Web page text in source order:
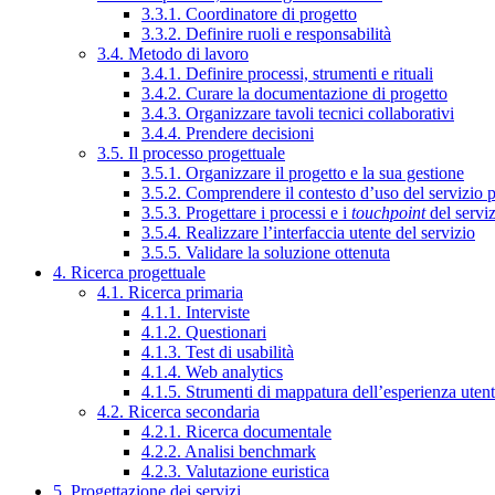
3.3.1. Coordinatore di progetto
3.3.2. Definire ruoli e responsabilità
3.4. Metodo di lavoro
3.4.1. Definire processi, strumenti e rituali
3.4.2. Curare la documentazione di progetto
3.4.3. Organizzare tavoli tecnici collaborativi
3.4.4. Prendere decisioni
3.5. Il processo progettuale
3.5.1. Organizzare il progetto e la sua gestione
3.5.2. Comprendere il contesto d’uso del servizio
3.5.3. Progettare i processi e i touchpointdel
3.5.4. Realizzare l’interfaccia utente del servizio
3.5.5. Validare la soluzione ottenuta
4. Ricerca progettuale
4.1. Ricerca primaria
4.1.1. Interviste
4.1.2. Questionari
4.1.3. Test di usabilità
4.1.4. Web analytics
4.1.5. Strumenti di mappatura dell’esperienza
4.2. Ricerca secondaria
4.2.1. Ricerca documentale
4.2.2. Analisi benchmark
4.2.3. Valutazione euristica
5. Progettazione dei servizi